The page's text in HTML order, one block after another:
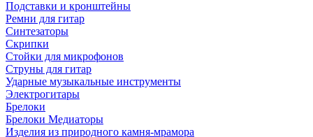
Подставки и кронштейны
Ремни для гитар
Синтезаторы
Скрипки
Стойки для микрофонов
Струны для гитар
Ударные музыкальные инструменты
Электрогитары
Брелоки
Брелоки Медиаторы
Изделия из природного камня-мрамора